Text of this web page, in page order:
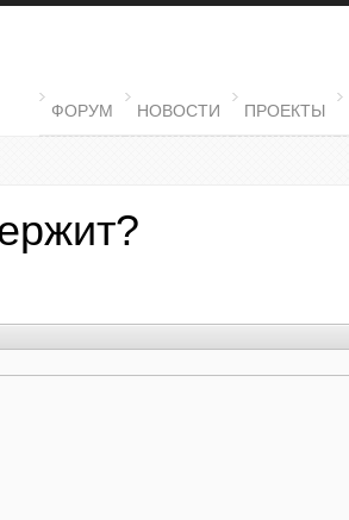
MAIN MENU
ФОРУМ НОВОСТИ ПРОЕКТЫ